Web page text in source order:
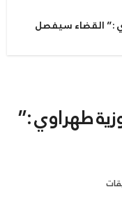
:” القضاء سيفصل
طهراوي :”